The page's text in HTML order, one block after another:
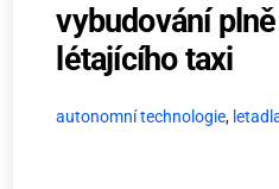
vybudování
létajícího taxi
autonomní technologie,